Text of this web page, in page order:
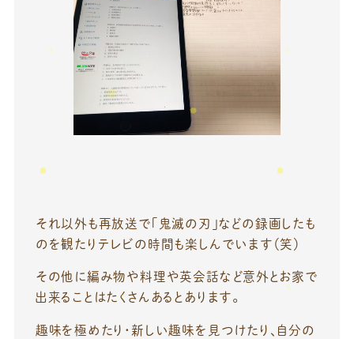
それ以外も再放送で「鬼滅の刃」などの録画したも
のを観たりテレビの時間も楽しんでいます（笑）
その他に編み物や料理や英会話など意外とお家で
出来ることはたくさんあるとあります。
趣味を極めたり・新しい趣味を見つけたり、自分の